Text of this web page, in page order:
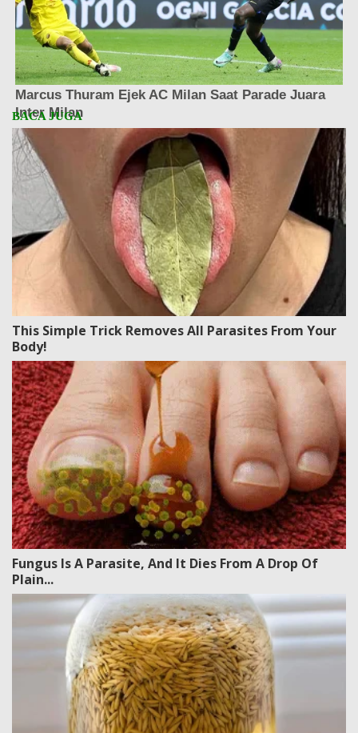
This Simple Trick Removes All Parasites From Your
Body!
Fungus Is A Parasite, And It Dies From A Drop Of
Plain...